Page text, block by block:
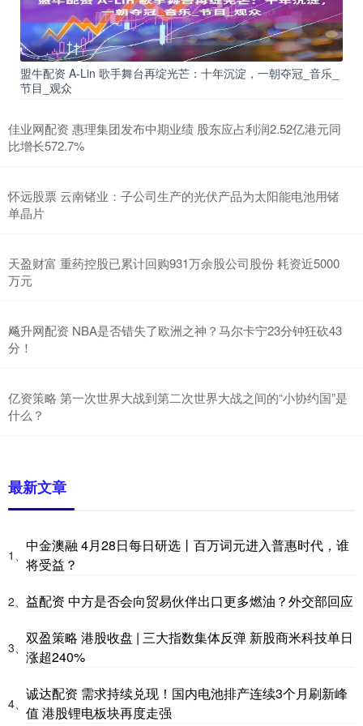
盟牛配资 A-Lin 歌手舞台再绽光芒：十年沉淀，一朝夺冠_音乐_
节目_观众
佳业网配资 惠理集团发布中期业绩 股东应占利润2.52亿港元同
比增长572.7%
怀远股票 云南锗业：子公司生产的光伏产品为太阳能电池用锗
单晶片
天盈财富 重药控股已累计回购931万余股公司股份 耗资近5000
万元
飚升网配资 NBA是否错失了欧洲之神？马尔卡宁23分钟狂砍43
分！
亿资策略 第一次世界大战到第二次世界大战之间的“小协约国”是
什么？
最新文章
1、
中金澳融 4月28日每日研选丨百万词元进入普惠时代，谁
将受益？
2、 益配资 中方是否会向贸易伙伴出口更多燃油？外交部回应
3、
双盈策略 港股收盘 | 三大指数集体反弹 新股商米科技单日
涨超240%
4、
诚达配资 需求持续兑现！国内电池排产连续3个月刷新峰
值 港股锂电板块再度走强